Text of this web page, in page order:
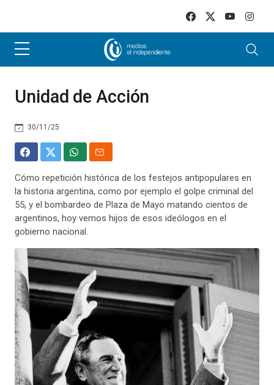
Unidad de Acción
30/11/25
Cómo repetición histórica de los festejos antipopulares en
la historia argentina, como por ejemplo el golpe criminal del
55, y el bombardeo de Plaza de Mayo matando cientos de
argentinos, hoy vemos hijos de esos ideólogos en el
gobierno nacional.